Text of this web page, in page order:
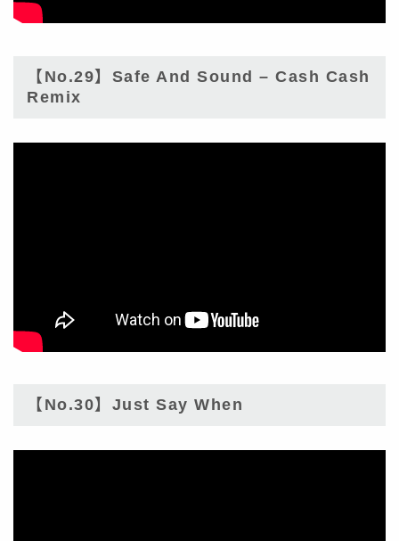
【No.29】Safe And Sound – Cash Cash
Remix
【No.30】Just Say When